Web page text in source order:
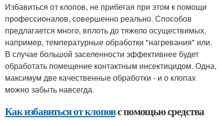
Избавиться от клопов, не прибегая при этом к помощи
профессионалов, совершенно реально. Способов
предлагается много, вплоть до тяжело осуществимых,
например, температурные обработки "нагревания" или.
В случае большой заселенности эффективнее будет
обработать помещение контактным инсектицидом. Одна,
максимум две качественные обработки - и о клопах
можно забыть навсегда.
Как избавиться от клоповс помощью средства